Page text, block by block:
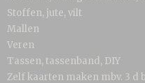
Stoffen, jute, vilt
Mallen
Veren
Tassen, tassenband, DIY
Zelf kaarten maken mbv. 3 d